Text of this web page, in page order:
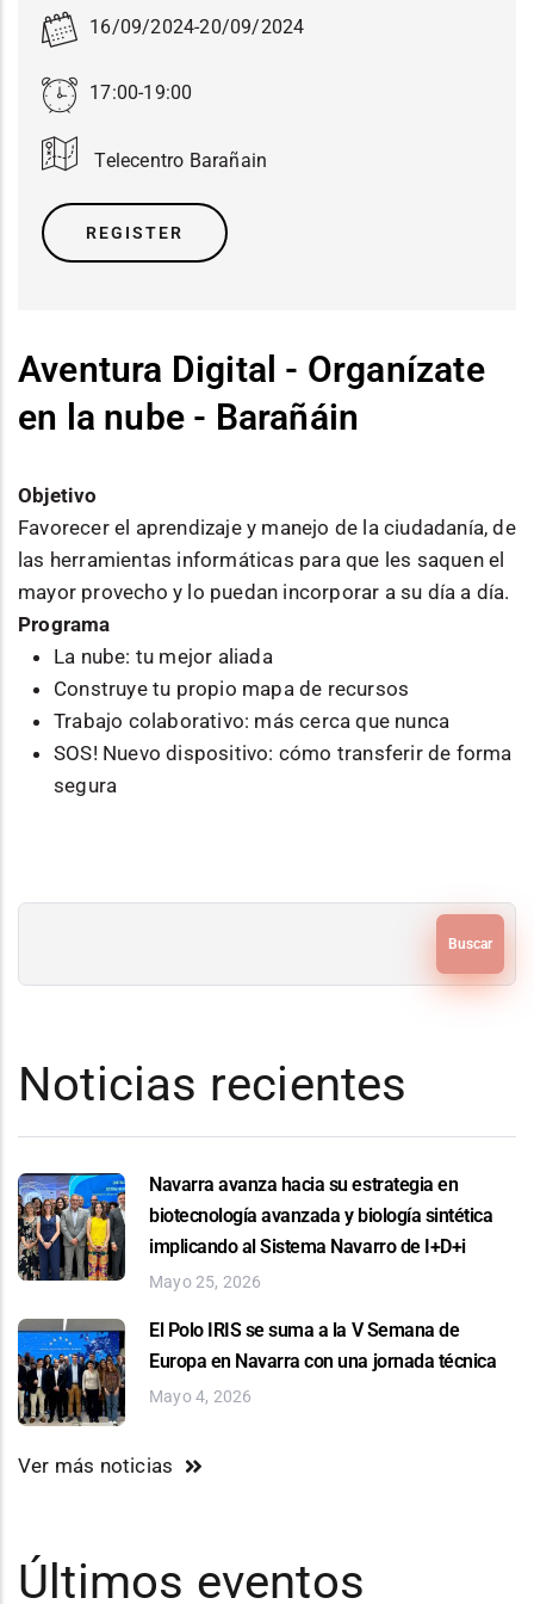
16/09/2024-20/09/2024
17:00-19:00
Telecentro Barañain
REGISTER
Aventura Digital - Organízate
en la nube - Barañáin
Objetivo
Favorecer el aprendizaje y manejo de la ciudadanía, de
las herramientas informáticas para que les saquen el
mayor provecho y lo puedan incorporar a su día a día.
Programa
La nube: tu mejor aliada
Construye tu propio mapa de recursos
Trabajo colaborativo: más cerca que nunca
SOS! Nuevo dispositivo: cómo transferir de forma
segura
Noticias recientes
Navarra avanza hacia su estrategia en
biotecnología avanzada y biología sintética
implicando al Sistema Navarro de I+D+i
Mayo 25, 2026
El Polo IRIS se suma a la V Semana de
Europa en Navarra con una jornada técnica
Mayo 4, 2026
Ver más noticias
Últimos eventos